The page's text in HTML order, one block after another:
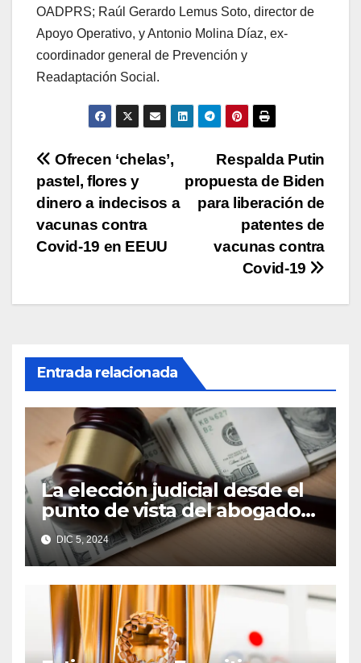
OADPRS; Raúl Gerardo Lemus Soto, director de
Apoyo Operativo, y Antonio Molina Díaz, ex-
coordinador general de Prevención y
Readaptación Social.
Navegación
de
entradas
Respalda Putin
propuesta de Biden
para liberación de
patentes de
vacunas contra
Covid-19
Ofrecen ‘chelas’,
pastel, flores y
dinero a indecisos a
vacunas contra
Covid-19 en EEUU
Entrada relacionada
La elección judicial desde el
punto de vista del abogado
Edgar Galindo Macedo
DIC 5, 2024